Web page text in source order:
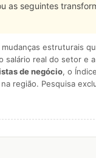
as seguintes
estruturais
salário real do setor e
de negócio, o
região. Pesquisa